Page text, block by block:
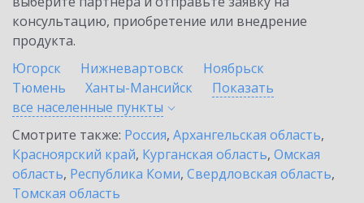
консультацию, приобретение или внедрение
продукта.
Югорск
Нижневартовск
Ноябрьск
Тюмень
Ханты-Мансийск
Показать
все населенные пункты
Смотрите также: Россия, Архангельская область,
Красноярский край, Курганская область, Омская
область, Республика Коми, Свердловская область,
Томская область